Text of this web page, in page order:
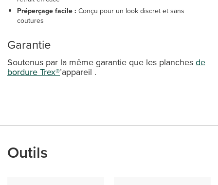
Préperçage facile : Conçu pour un look discret et sans
coutures
Garantie
Soutenus par la même garantie que les planchesde
bordure Trex®’appareil .
Outils